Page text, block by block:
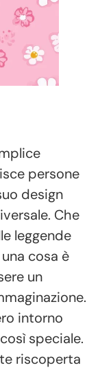
persone
design
Che
leggende
cosa è
un
intorno
speciale.
riscoperta